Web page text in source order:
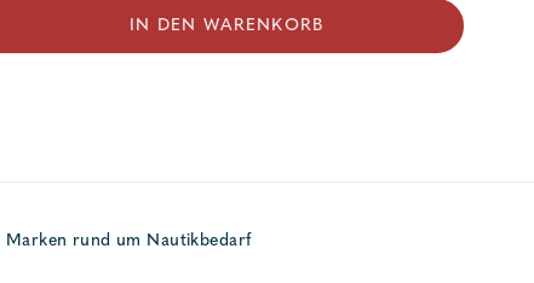
IN DEN WARENKORB
Marken rund um Nautikbedarf